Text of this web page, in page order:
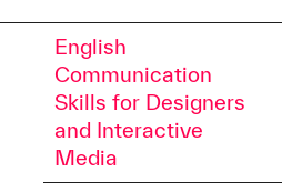
English
Communication
Skills for Designers
and Interactive
Media